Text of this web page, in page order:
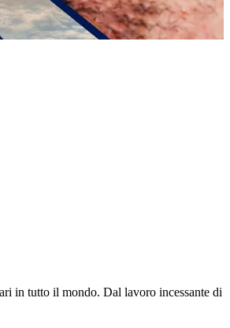
in tutto il mondo. Dal lavoro incessante di